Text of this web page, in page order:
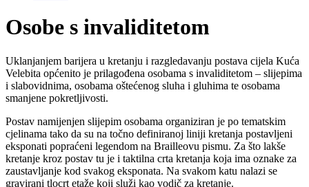
Osobe s invaliditetom
Uklanjanjem barijera u kretanju i razgledavanju postava cijela Kuća
Velebita općenito je prilagođena osobama s invaliditetom – slijepima
i slabovidnima, osobama oštećenog sluha i gluhima te osobama
smanjene pokretljivosti.
Postav namijenjen slijepim osobama organiziran je po tematskim
cjelinama tako da su na točno definiranoj liniji kretanja postavljeni
eksponati popraćeni legendom na Brailleovu pismu. Za što lakše
kretanje kroz postav tu je i taktilna crta kretanja koja ima oznake za
zaustavljanje kod svakog eksponata. Na svakom katu nalazi se
gravirani tlocrt etaže koji služi kao vodič za kretanje.